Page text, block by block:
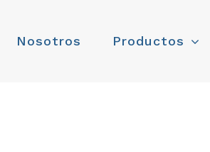
Nosotros Productos